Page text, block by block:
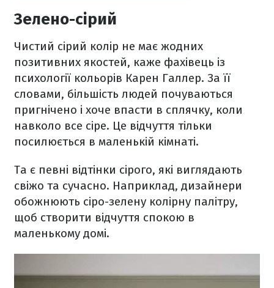
Зелено-сірий
Чистий сірий колір не має жодних
позитивних якостей, каже фахівець із
психології кольорів Карен Галлер. За її
словами, більшість людей почуваються
пригнічено і хоче впасти в сплячку, коли
навколо все сіре. Це відчуття тільки
посилюється в маленькій кімнаті.
Та є певні відтінки сірого, які виглядають
свіжо та сучасно. Наприклад, дизайнери
обожнюють сіро-зелену колірну палітру,
щоб створити відчуття спокою в
маленькому домі.